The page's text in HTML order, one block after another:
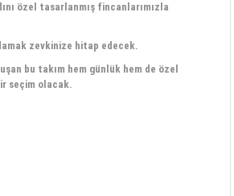
özel tasarlanmış fincanlarımızla
zevkinize hitap edecek.
bu takım hem günlük hem de özel
seçim olacak.